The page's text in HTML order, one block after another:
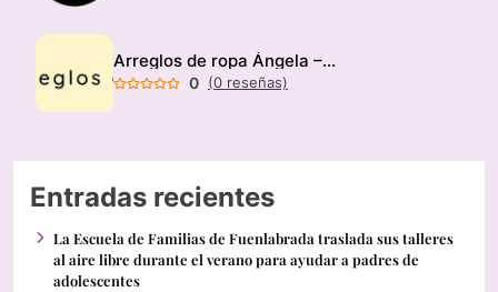
Arreglos de ropa Ángela – Modista
0 (0 reseñas)
Entradas recientes
La Escuela de Familias de Fuenlabrada traslada sus talleres
al aire libre durante el verano para ayudar a padres de
adolescentes